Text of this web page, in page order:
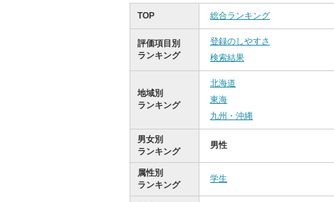
TOP 総合ランキング
評価項目別
ランキング
登録のしやすさ
検索結果
地域別
ランキング
北海道
東海
九州・沖縄
男女別
ランキング
男性
属性別
ランキング
学生